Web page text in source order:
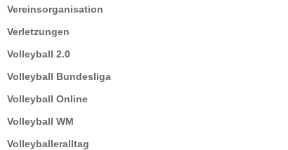
Vereinsorganisation
Verletzungen
Volleyball 2.0
Volleyball Bundesliga
Volleyball Online
Volleyball WM
Volleyballeralltag